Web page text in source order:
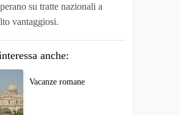
su tratte nazionali a
vantaggiosi.
anche:
Vacanze romane